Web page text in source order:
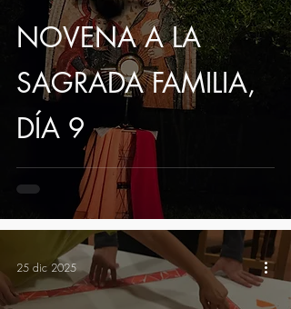
NOVENA A LA
SAGRADA FAMILIA,
DÍA 9
25 dic 2025